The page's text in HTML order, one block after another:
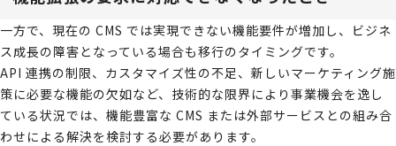
一方で、現在の CMS では実現できない機能要件が増加し、ビジネ
ス成長の障害となっている場合も移行のタイミングです。
API 連携の制限、カスタマイズ性の不足、新しいマーケティング施
策に必要な機能の欠如など、技術的な限界により事業機会を逸し
ている状況では、機能豊富な CMS または外部サービスとの組み合
わせによる解決を検討する必要があります。